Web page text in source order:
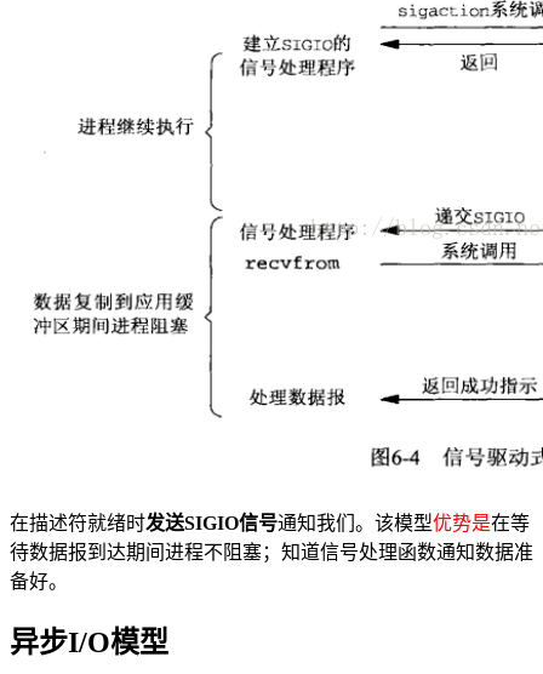
在描述符就绪时发送SIGIO信号通知我们。该模型优势是在等
待数据报到达期间进程不阻塞；知道信号处理函数通知数据准
备好。
异步I/O模型